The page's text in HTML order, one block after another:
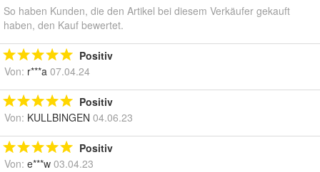
So haben Kunden, die den Artikel bei diesem Verkäufer gekauft
haben, den Kauf bewertet.
Positiv
Von: r***a 07.04.24
Positiv
Von: KULLBINGEN 04.06.23
Positiv
Von: e***w 03.04.23